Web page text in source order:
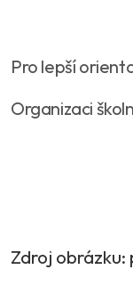
Pro lepší
Organizaci
Zdroj